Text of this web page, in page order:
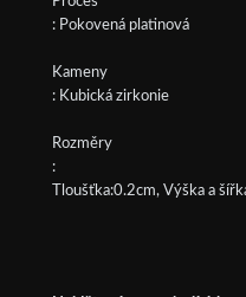
: Pokovená platinová
Kameny
: Kubická zirkonie
Rozměry
:
Tloušťka:0.2cm, Výška a